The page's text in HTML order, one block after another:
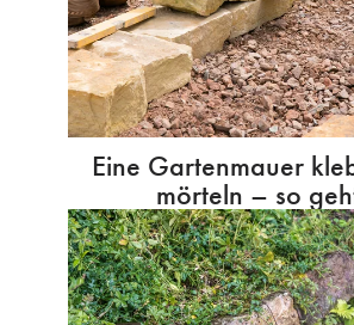
Eine Gartenmauer
mörteln – so